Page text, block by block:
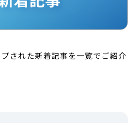
された新着記事を一覧でご紹介